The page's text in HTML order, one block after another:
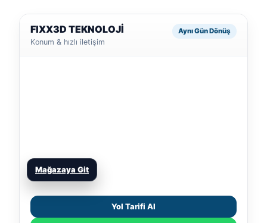
FIXX3D TEKNOLOJİ
Konum & hızlı iletişim
Aynı Gün Dönüş
Mağazaya Git
Yol Tarifi Al